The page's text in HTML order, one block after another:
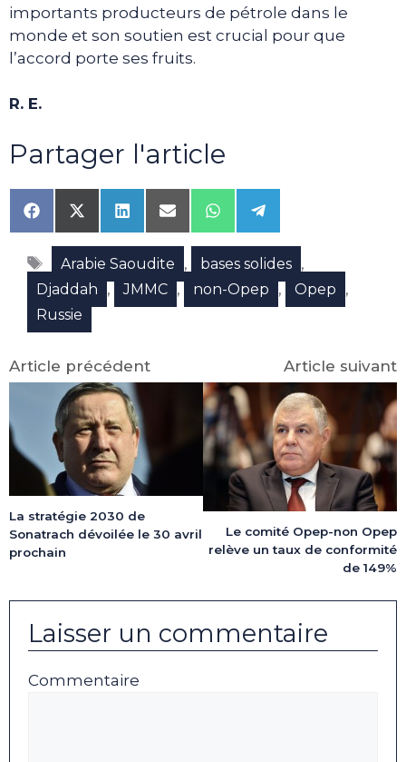
importants producteurs de pétrole dans le
monde et son soutien est crucial pour que
l’accord porte ses fruits.
R. E.
Partager l'article
Share
on
Facebook
Share
on
X
(Twitter)
Share
on
LinkedIn
Share
on
Email
Share
on
WhatsApp
Share
on
Telegram
Étiquettes
Arabie Saoudite , bases solides ,
Djaddah , JMMC , non-Opep , Opep ,
Russie
Article précédent
La stratégie 2030 de
Sonatrach dévoilée le 30 avril
prochain
Article suivant
Le comité Opep-non Opep
relève un taux de conformité
de 149%
Laisser un commentaire
Commentaire